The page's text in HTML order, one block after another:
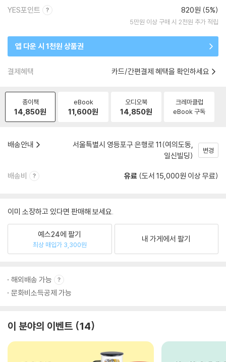
YES포인트 820원 (5%)
5만원 이상 구매 시 2천원 추가 적립
앱 다운 시 1천원 상품권
결제혜택 카드/간편결제 혜택을 확인하세요
종이책
14,850원
eBook
11,600원
오디오북
14,850원
크레마클럽
eBook 구독
배송안내
서울특별시 영등포구 은행로 11(여의도동,
일신빌딩)
변경
배송비 유료 (도서 15,000원 이상 무료)
이미 소장하고 있다면 판매해 보세요.
예스24에 팔기
최상 매입가 3,300원
내 가게에서 팔기
해외배송 가능
문화비소득공제 가능
이 분야의 이벤트 14